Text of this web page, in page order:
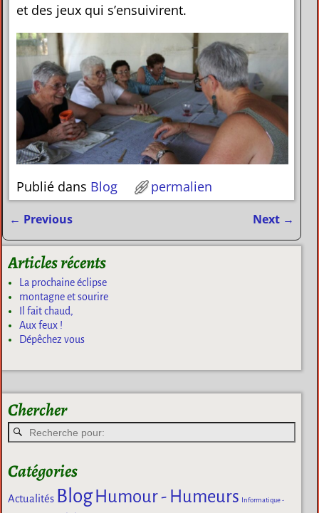
et des jeux qui s’ensuivirent.
Publié dans Blog permalien
Navigation des articles
← Previous Next →
Articles récents
La prochaine éclipse
montagne et sourire
Il fait chaud,
Aux feux !
Dépêchez vous
Chercher
Catégories
Actualités Blog Humour - Humeurs Informatique -